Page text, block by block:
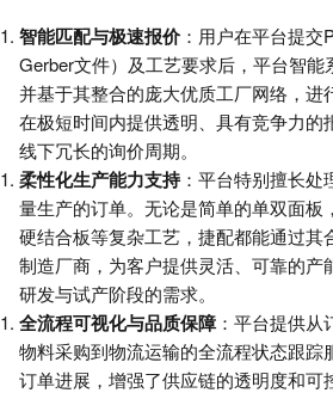
智能匹配与极速报价：用户在平台提交
Gerber文件）及工艺要求后，平台智能
并基于其整合的庞大优质工厂网络，进
在极短时间内提供透明、具有竞争力的
线下冗长的询价周期。
柔性化生产能力支持：平台特别擅长处
量生产的订单。无论是简单的单双面板
硬结合板等复杂工艺，捷配都能通过其
制造厂商，为客户提供灵活、可靠的产
研发与试产阶段的需求。
全流程可视化与品质保障：平台提供从
物料采购到物流运输的全流程状态跟踪
订单进展，增强了供应链的透明度和可